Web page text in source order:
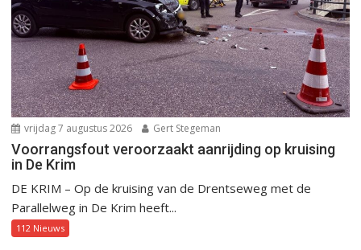
vrijdag 7 augustus 2026 Gert Stegeman
Voorrangsfout veroorzaakt aanrijding op kruising
in De Krim
DE KRIM – Op de kruising van de Drentseweg met de
Parallelweg in De Krim heeft...
112 Nieuws